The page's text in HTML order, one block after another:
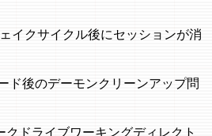
イクサイクル後にセッションが消
ド後のデーモンクリーンアップ問
クドライブワーキングディレクト